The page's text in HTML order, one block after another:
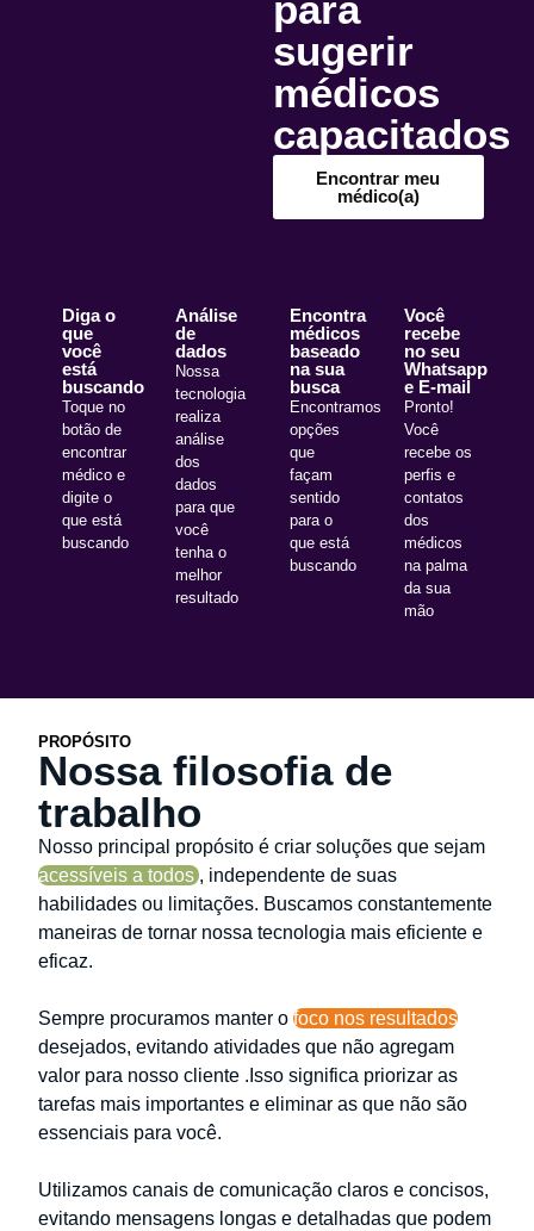
sugerir
médicos
capacitados
Encontrar meu
médico(a)
Diga o
que
você
está
buscando
Toque no
botão de
encontrar
médico e
digite o
que está
buscando
Análise
de
dados
Nossa
tecnologia
realiza
análise
dos
dados
para que
você
tenha o
melhor
resultado
Encontra
médicos
baseado
na sua
busca
Encontramos
opções
que
façam
sentido
para o
que está
buscando
Você
recebe
no seu
Whatsapp
e E-mail
Pronto!
Você
recebe os
perfis e
contatos
dos
médicos
na palma
da sua
mão
PROPÓSITO
Nossa filosofia de
trabalho
Nosso principal propósito é criar soluções que sejam
acessíveis a todos, independente de suas
habilidades ou limitações. Buscamos constantemente
maneiras de tornar nossa tecnologia mais eficiente e
eficaz.
Sempre procuramos manter ofoco nos resultados
desejados, evitando atividades que não agregam
valor para nosso cliente .Isso significa priorizar as
tarefas mais importantes e eliminar as que não são
essenciais para você.
Utilizamos canais de comunicação claros e concisos,
evitando mensagens longas e detalhadas que podem